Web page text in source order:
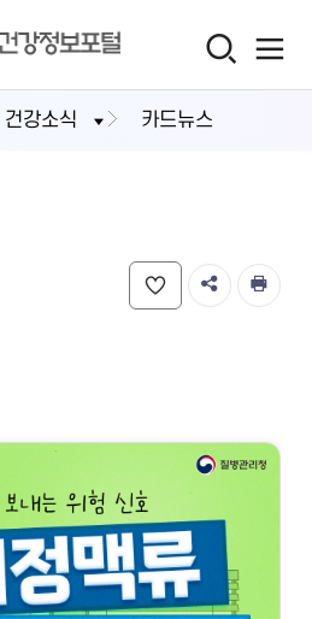
건강소식 카드뉴스